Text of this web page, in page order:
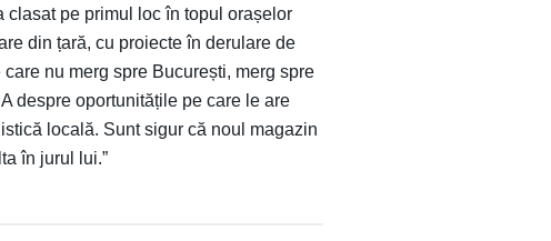
pe primul loc în topul orașelor
din țară, cu proiecte în derulare de
nu merg spre București, merg spre
despre oportunitățile pe care le are
locală. Sunt sigur că noul magazin
în jurul lui.”